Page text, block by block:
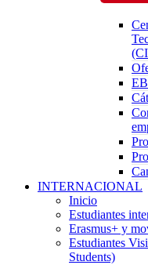
INTERNACIONAL
Inicio
Estudiantes
Erasmus+ y
Estudiantes
Students)